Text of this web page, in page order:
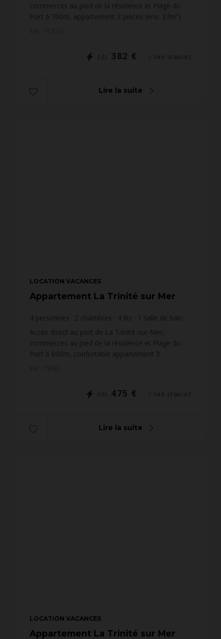
commerces au pied de la résidence et Plage du
Port à 700m, appartement 3 pièces (env. 37m²)
DÈS 382 € / PAR SEMAINE
Lire la suite
LOCATION VACANCES
Appartement La Trinité sur Mer
4 personnes 2 chambres 4 lits 1 salle de bain
Accès direct au port de La Trinité-sur-Mer,
commerces au pied de la résidence et Plage du
Port à 600m, confortable appartement 3
DÈS 475 € / PAR SEMAINE
Lire la suite
LOCATION VACANCES
Appartement La Trinité sur Mer